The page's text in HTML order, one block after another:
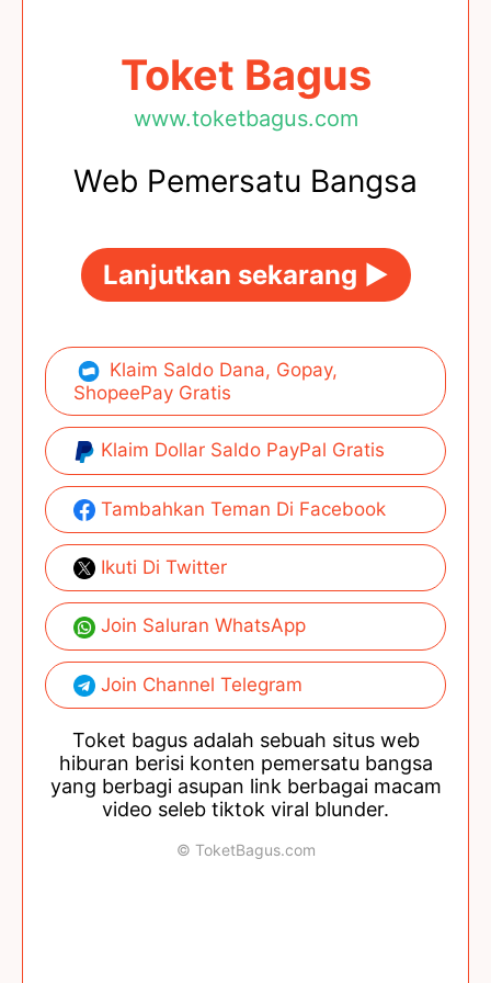
Toket Bagus
www.toketbagus.com
Web Pemersatu Bangsa
Lanjutkan sekarang ►
Klaim Saldo Dana, Gopay,
ShopeePay Gratis
Klaim Dollar Saldo PayPal Gratis
Tambahkan Teman Di Facebook
Ikuti Di Twitter
Join Saluran WhatsApp
Join Channel Telegram
Toket bagus adalah sebuah situs web
hiburan berisi konten pemersatu bangsa
yang berbagi asupan link berbagai macam
video seleb tiktok viral blunder.
© ToketBagus.com